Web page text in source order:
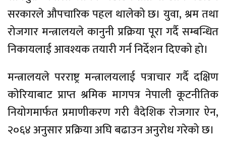
सरकारले औपचारिक पहल थालेको छ। युवा, श्रम तथा
रोजगार मन्त्रालयले कानुनी प्रक्रिया पूरा गर्दै सम्बन्धित
निकायलाई आवश्यक तयारी गर्न निर्देशन दिएको हो।
मन्त्रालयले परराष्ट्र मन्त्रालयलाई पत्राचार गर्दै दक्षिण
कोरियाबाट प्राप्त श्रमिक मागपत्र नेपाली कूटनीतिक
नियोगमार्फत प्रमाणीकरण गरी वैदेशिक रोजगार ऐन,
२०६४ अनुसार प्रक्रिया अघि बढाउन अनुरोध गरेको छ।